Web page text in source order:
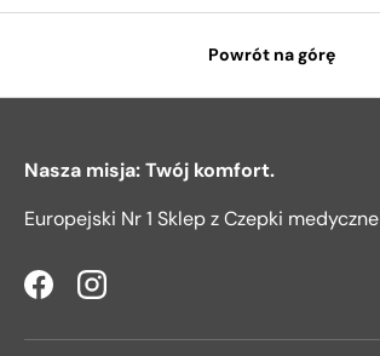
Powrót na górę
Nasza misja: Twój komfort.
Europejski Nr 1 Sklep z Czepki medyczne
FacebookInstagram